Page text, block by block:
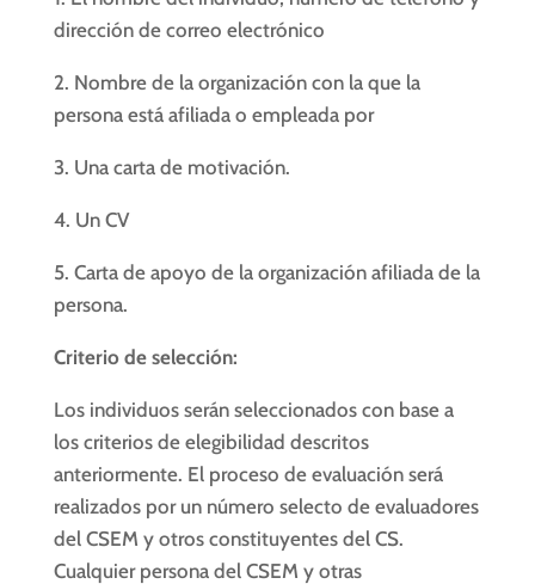
dirección de correo electrónico
2. Nombre de la organización con la que la
persona está afiliada o empleada por
3. Una carta de motivación.
4. Un CV
5. Carta de apoyo de la organización afiliada de la
persona.
Criterio de selección:
Los individuos serán seleccionados con base a
los criterios de elegibilidad descritos
anteriormente. El proceso de evaluación será
realizados por un número selecto de evaluadores
del CSEM y otros constituyentes del CS.
Cualquier persona del CSEM y otras